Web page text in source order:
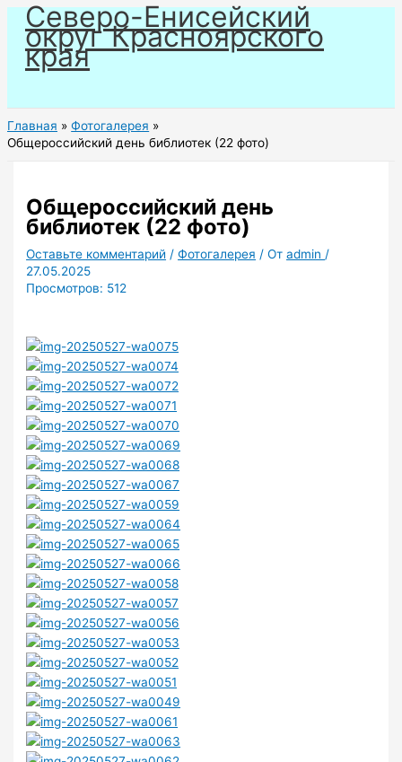
Перейти
содержимому
Северо-Енисейский
округ Красноярского
края
Главная
Фотогалерея
Общероссийский день библиотек (22 фото)
Общероссийский день
библиотек (22 фото)
Оставьте комментарий /Фотогалерея / Отadmin /
27.05.2025
Просмотров: 512